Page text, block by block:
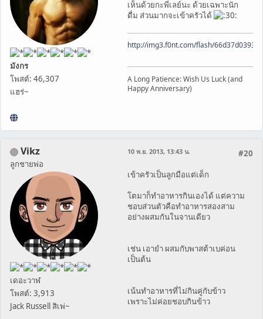
มังกร
โพสต์: 46,307
แฮร่~
เห็นด้วยกะพี่เลย์นะ ด้วยเฉพาะนัก
ดื่ม ส่วนมากจะเข้าครัวได้
http://img3.f0nt.com/flash/
A Long Patience: Wish Us Luck (and
Happy Anniversary)
Vikz
ลูกชายพ่อ
เดอะวาฬ
โพสต์: 3,913
Jack Russell สิเพ่~
#20
10 พ.ย. 2013, 13:43 น.
เข้าครัวเป็นลูกมือแต่เด็ก
โตมาก็ทำอาหารกินเองได้ แต่ความ
ชอบส่วนตัวคือทำอาหารสองสาม
อย่างผสมกันในจานเดียว
เช่น เอายำ ผสมกับพาสต้าเบค่อน
เป็นต้น
เน้นทำอาหารที่ไม่กินคู่กับข้าว
เพราะไม่ค่อยชอบกินข้าว